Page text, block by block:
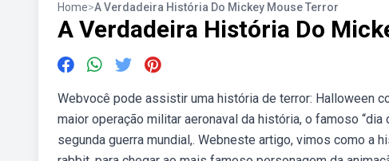
Home>A Verdadeira História Do Mickey Mouse Terror
A Verdadeira História Do
Webvocê pode assistir uma história de terror: Halloween
maior operação militar aeronaval da história, o famoso
segunda guerra mundial,. Webneste artigo, vimos como a